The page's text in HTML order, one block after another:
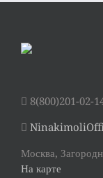
8(800)201-02-
Москва,
На карте